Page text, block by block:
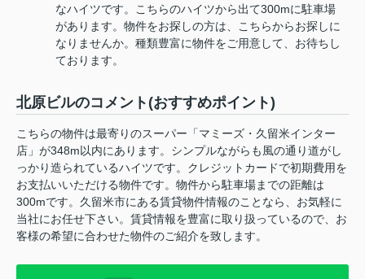
なハイツです。こちらのハイツから出て300mに駐車場
があります。物件をお探しの方は、こちらからお探しに
なりませんか。種類豊富に物件をご用意して、お待ちし
ております。
北原ビルのコメント(おすすめポイント)
こちらの物件は最寄りのスーパー「マミーズ・久留米インター
店」が348m以内にあります。シンプルながらも風の通り道がし
っかり造られているハイツです。クレジットカードで初期費用を
お支払いいただける物件です。物件から駐車場までの距離は
300mです。久留米市にある賃貸物件情報のことなら、お気軽に
当社にお任せ下さい。賃貸情報を豊富に取り扱っているので、お
客様の希望に合わせた物件のご紹介を致します。